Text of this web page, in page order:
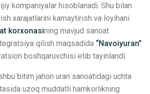
kompaniyalar hisoblanadi. Shu bilan
xarajatlarini kamaytirish va loyihani
korxonasining mavjud sanoat
qilish maqsadida “Navoiyuran”
boshqaruvchisi etib tayinlandi.
bitim jahon uran sanoatidagi uchta
uzoq muddatli hamkorlikning